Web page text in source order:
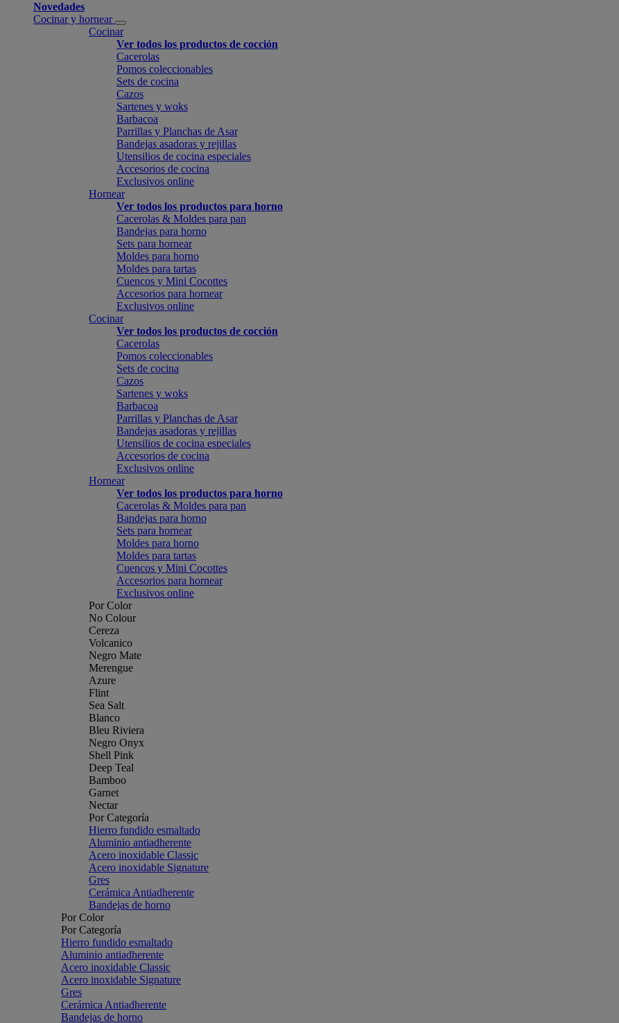
Novedades
Cocinar y hornear
Cocinar
Ver todos los productos de cocción
Cacerolas
Pomos coleccionables
Sets de cocina
Cazos
Sartenes y woks
Barbacoa
Parrillas y Planchas de Asar
Bandejas asadoras y rejillas
Utensilios de cocina especiales
Accesorios de cocina
Exclusivos online
Hornear
Ver todos los productos para horno
Cacerolas & Moldes para pan
Bandejas para horno
Sets para hornear
Moldes para horno
Moldes para tartas
Cuencos y Mini Cocottes
Accesorios para hornear
Exclusivos online
Cocinar
Ver todos los productos de cocción
Cacerolas
Pomos coleccionables
Sets de cocina
Cazos
Sartenes y woks
Barbacoa
Parrillas y Planchas de Asar
Bandejas asadoras y rejillas
Utensilios de cocina especiales
Accesorios de cocina
Exclusivos online
Hornear
Ver todos los productos para horno
Cacerolas & Moldes para pan
Bandejas para horno
Sets para hornear
Moldes para horno
Moldes para tartas
Cuencos y Mini Cocottes
Accesorios para hornear
Exclusivos online
Por Color
No Colour
Cereza
Volcanico
Negro Mate
Merengue
Azure
Flint
Sea Salt
Blanco
Bleu Riviera
Negro Onyx
Shell Pink
Deep Teal
Bamboo
Garnet
Nectar
Por Categoría
Hierro fundido esmaltado
Aluminio antiadherente
Acero inoxidable Classic
Acero inoxidable Signature
Gres
Cerámica Antiadherente
Bandejas de horno
Por Color
Por Categoría
Hierro fundido esmaltado
Aluminio antiadherente
Acero inoxidable Classic
Acero inoxidable Signature
Gres
Cerámica Antiadherente
Bandejas de horno